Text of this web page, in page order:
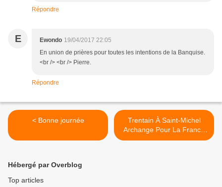
Répondre
E Ewondo 19/04/2017 22:05
En union de prières pour toutes les intentions de la Banquise.
<br /> <br /> Pierre.
Répondre
< Bonne journée
Trentain À Saint-Michel
Archange Pour La France
Du 8 Avril Au 8 Mai (Fête
Hébergé par Overblog
Top articles